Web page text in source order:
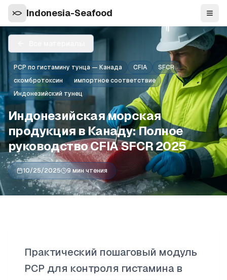
Indonesia-Seafood
PCP по гистамину тунца — Канада CFIA
SFCR
скомбротоксин
импортное соответствие
Индонезийский тунец
Индонезийская морская
продукция в Канаду: Полное
руководство CFIA SFCR 2025
10/25/2025 9 мин чтения
Практический пошаговый модуль
PCP для контроля гистамина в